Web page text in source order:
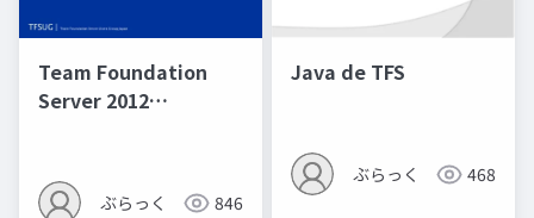
Team Foundation
Server 2012
ぶらっく 846
Java de TFS
ぶらっく 468